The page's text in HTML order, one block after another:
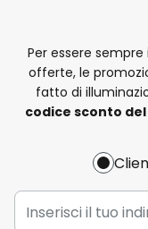
Per essere
offerte, le
fatto di
codice sconto del